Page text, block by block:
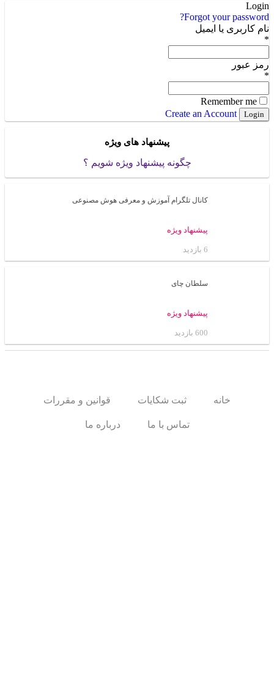
Login
Forgot your password?
نام کاربری یا ایمیل
*
رمز عبور
*
Remember me
Create an Account
پیشنهاد های ویژه
چگونه پیشنهاد ویژه شویم ؟
کانال تلگرام آموزش و معرفی هوش مصنوعی
پیشنهاد ویژه
6 بازدید
سلطان چای
پیشنهاد ویژه
600 بازدید
خانه ثبت شکایات قوانین و مقررات
تماس با ما درباره ما